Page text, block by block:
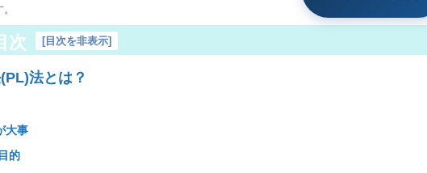
次 [ 目次を非表示]
法とは？
大事
的